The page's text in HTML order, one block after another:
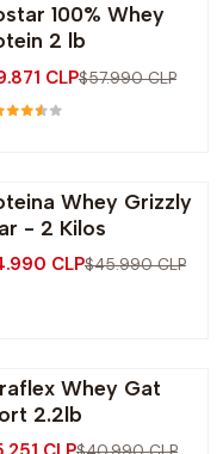
OFF
100% Whey
2 lb
CLP$57.990 CLP
OFFWhey Grizzly
- 2 Kilos
CLP$45.990 CLP
OFFWhey Gat
2.2lb